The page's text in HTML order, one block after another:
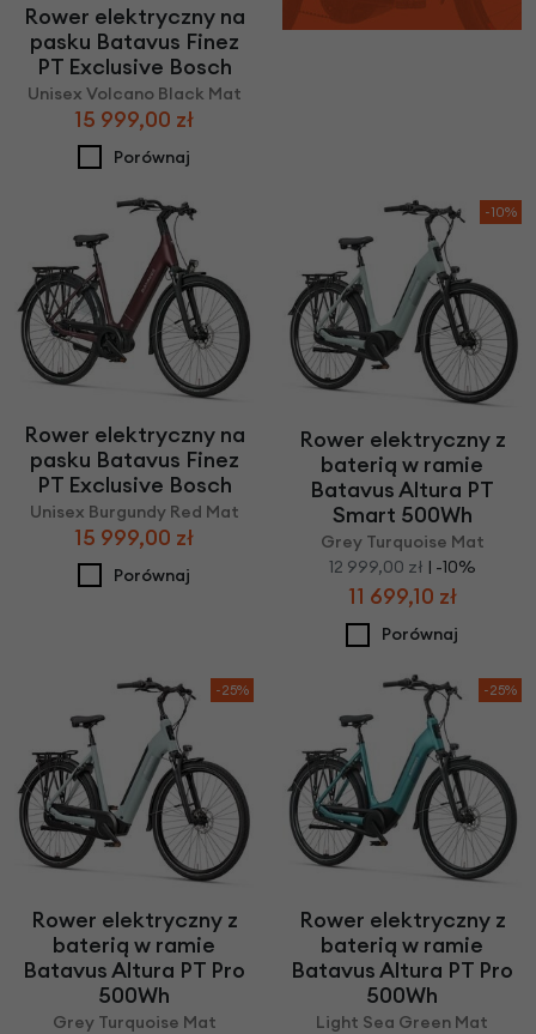
Rower elektryczny na
pasku Batavus Finez
PT Exclusive Bosch
Unisex Volcano Black Mat
15 999,00 zł
Porównaj
Rower elektryczny na
pasku Batavus Finez
PT Exclusive Bosch
Unisex Burgundy Red Mat
15 999,00 zł
Porównaj
-10%
Rower elektryczny z
baterią w ramie
Batavus Altura PT
Smart 500Wh
Grey Turquoise Mat
12 999,00 zł | -10%
11 699,10 zł
Porównaj
-25%
Rower elektryczny z
baterią w ramie
Batavus Altura PT Pro
500Wh
Grey Turquoise Mat
-25%
Rower elektryczny z
baterią w ramie
Batavus Altura PT Pro
500Wh
Light Sea Green Mat